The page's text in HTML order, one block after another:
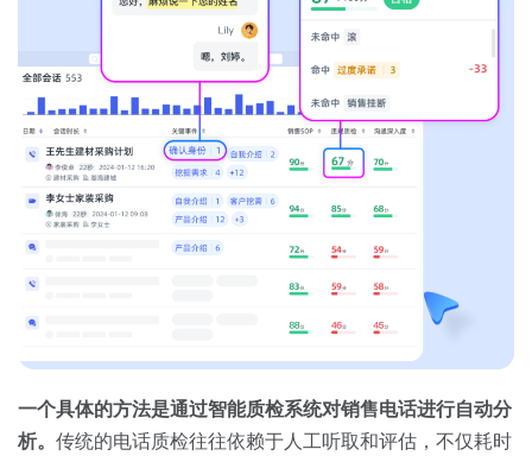
培训辅导
一个具体的方法是通过智能质检系统对销售电话进行自动分
析。 传统的电话质检往往依赖于人工听取和评估，不仅耗时